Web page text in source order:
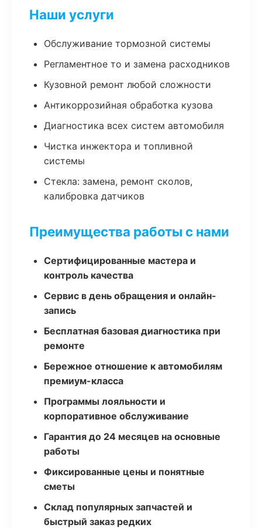
Наши услуги
Обслуживание тормозной системы
Регламентное то и замена расходников
Кузовной ремонт любой сложности
Антикоррозийная обработка кузова
Диагностика всех систем автомобиля
Чистка инжектора и топливной
системы
Стекла: замена, ремонт сколов,
калибровка датчиков
Преимущества работы с нами
Сертифицированные мастера и
контроль качества
Сервис в день обращения и онлайн-
запись
Бесплатная базовая диагностика при
ремонте
Бережное отношение к автомобилям
премиум-класса
Программы лояльности и
корпоративное обслуживание
Гарантия до 24 месяцев на основные
работы
Фиксированные цены и понятные
сметы
Склад популярных запчастей и
быстрый заказ редких